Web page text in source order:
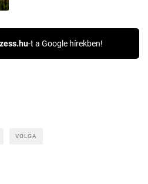
-t a Google hírekben!
VOLGA